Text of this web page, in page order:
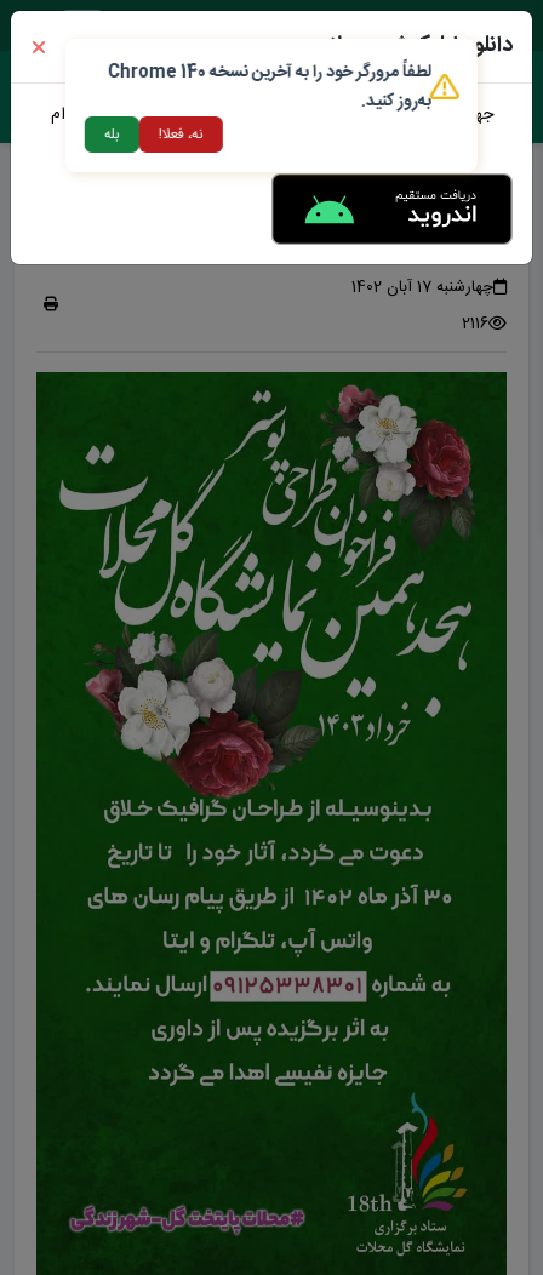
فراخوان طراحی پوستر
هجدهمین نمایشگاه گل محلات
چهارشنبه 17 آبان 1402
2116
دانلود اپلیکیشن محلات من
جهت دانلود نرم افزار محلات من می توانید از طریق لینک زیر اقدام
لطفاً مرورگر خود را به آخرین نسخه Chrome 140
به‌روز کنید.
نه، فعلا! بله